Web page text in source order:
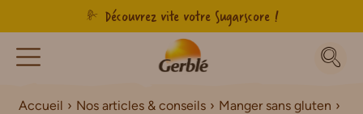
Découvrez vite votre Sugarscore !
Accueil Nos articles & conseils
Manger sans gluten